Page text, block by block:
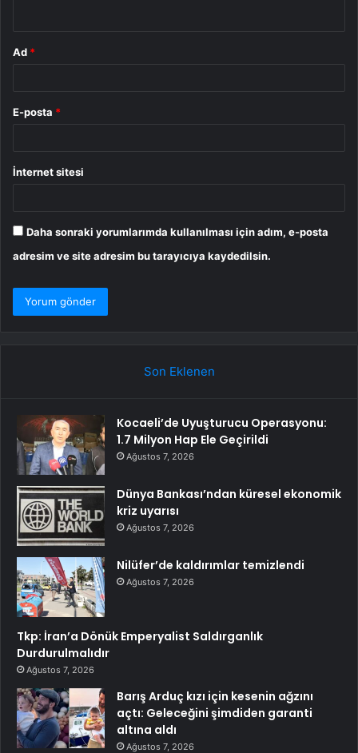
Ad *
E-posta *
İnternet sitesi
Daha sonraki yorumlarımda kullanılması için adım, e-posta
adresim ve site adresim bu tarayıcıya kaydedilsin.
Son Eklenen
Kocaeli’de Uyuşturucu Operasyonu:
1.7 Milyon Hap Ele Geçirildi
Ağustos 7, 2026
Dünya Bankası’ndan küresel ekonomik
kriz uyarısı
Ağustos 7, 2026
Nilüfer’de kaldırımlar temizlendi
Ağustos 7, 2026
Tkp: İran’a Dönük Emperyalist Saldırganlık
Durdurulmalıdır
Ağustos 7, 2026
Barış Arduç kızı için kesenin ağzını
açtı: Geleceğini şimdiden garanti
altına aldı
Ağustos 7, 2026